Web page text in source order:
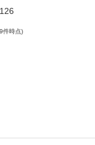
件時点)